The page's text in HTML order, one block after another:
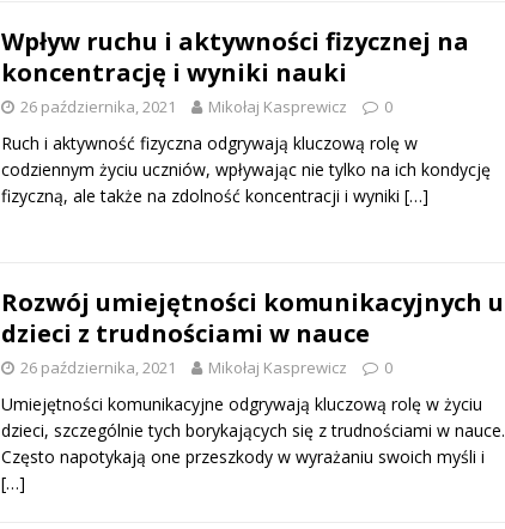
Wpływ ruchu i aktywności fizycznej na
koncentrację i wyniki nauki
26 października, 2021 Mikołaj Kasprewicz 0
Ruch i aktywność fizyczna odgrywają kluczową rolę w
codziennym życiu uczniów, wpływając nie tylko na ich kondycję
fizyczną, ale także na zdolność koncentracji i wyniki […]
Rozwój umiejętności komunikacyjnych u
dzieci z trudnościami w nauce
26 października, 2021 Mikołaj Kasprewicz 0
Umiejętności komunikacyjne odgrywają kluczową rolę w życiu
dzieci, szczególnie tych borykających się z trudnościami w nauce.
Często napotykają one przeszkody w wyrażaniu swoich myśli i
[…]